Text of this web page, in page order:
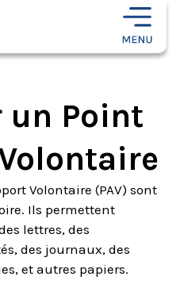
un Point
Volontaire (PAV) sont
Ils permettent
lettres, des
des journaux, des
et autres papiers.